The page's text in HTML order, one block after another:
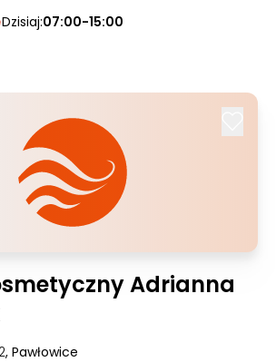
Dzisiaj:07:00-15:00
Adrianna
, Pawłowice